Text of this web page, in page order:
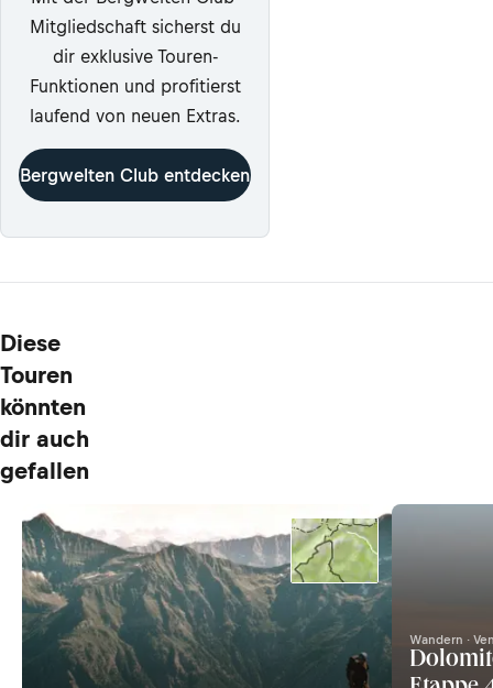
Mitgliedschaft sicherst du
dir exklusive Touren-
Funktionen und profitierst
laufend von neuen Extras.
Bergwelten Club entdecken
Diese
Touren
könnten
dir auch
gefallen
Wandern ·